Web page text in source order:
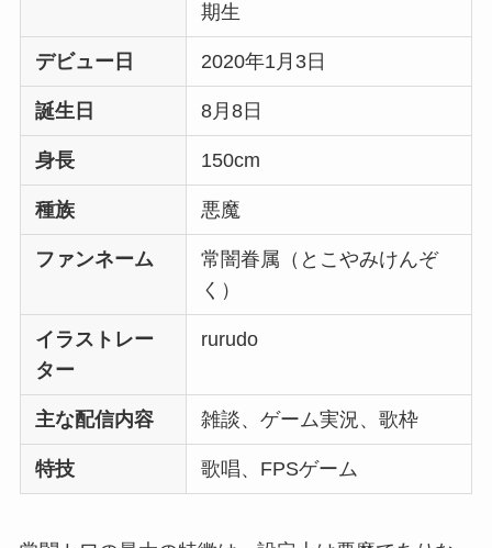
期生
デビュー日 2020年1月3日
誕生日 8月8日
身長 150cm
種族 悪魔
ファンネーム
常闇眷属（とこやみけんぞ
く）
イラストレー
ター
rurudo
主な配信内容 雑談、ゲーム実況、歌枠
特技 歌唱、FPSゲーム